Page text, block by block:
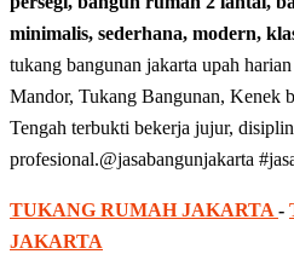
minimalis, sederhana, modern,
tukang bangunan jakarta upah
Mandor, Tukang Bangunan, Kenek
Tengah terbukti bekerja jujur,
profesional.@jasabangunjakarta
TUKANG RUMAH JAKARTA -
JAKARTA